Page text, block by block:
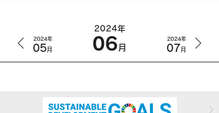
2024年
05月
2024年
06月
2024年
07月